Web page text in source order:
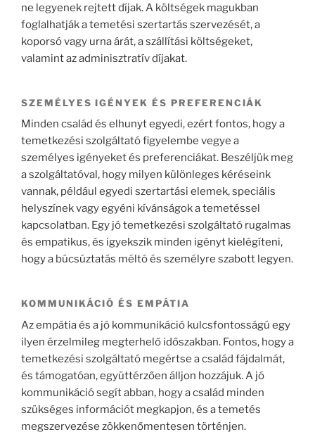
ne legyenek rejtett díjak. A költségek magukban
foglalhatják a temetési szertartás szervezését, a
koporsó vagy urna árát, a szállítási költségeket,
valamint az adminisztratív díjakat.
SZEMÉLYES IGÉNYEK ÉS PREFERENCIÁK
Minden család és elhunyt egyedi, ezért fontos, hogy a
temetkezési szolgáltató figyelembe vegye a
személyes igényeket és preferenciákat. Beszéljük meg
a szolgáltatóval, hogy milyen különleges kéréseink
vannak, például egyedi szertartási elemek, speciális
helyszínek vagy egyéni kívánságok a temetéssel
kapcsolatban. Egy jó temetkezési szolgáltató rugalmas
és empatikus, és igyekszik minden igényt kielégíteni,
hogy a búcsúztatás méltó és személyre szabott legyen.
KOMMUNIKÁCIÓ ÉS EMPÁTIA
Az empátia és a jó kommunikáció kulcsfontosságú egy
ilyen érzelmileg megterhelő időszakban. Fontos, hogy a
temetkezési szolgáltató megértse a család fájdalmát,
és támogatóan, együttérzően álljon hozzájuk. A jó
kommunikáció segít abban, hogy a család minden
szükséges információt megkapjon, és a temetés
megszervezése zökkenőmentesen történjen.